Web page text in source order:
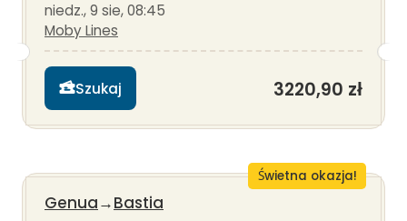
niedz., 9 sie, 08:45
Moby Lines
Szukaj 3220,90 zł
Świetna okazja!
Genua→Bastia